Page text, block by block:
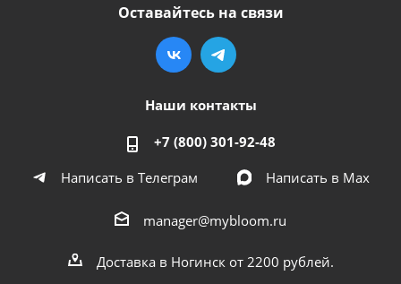
Оставайтесь на связи
Наши контакты
+7 (800) 301-92-48
Написать в Телеграм
Написать в Мах
manager@mybloom.ru
Доставка в Ногинск от 2200 рублей.